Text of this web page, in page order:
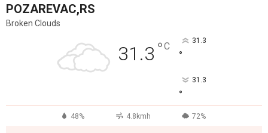
POZAREVAC,RS
Broken Clouds
31.3 °C 31.3
°
31.3
°
48% 4.8kmh 72%